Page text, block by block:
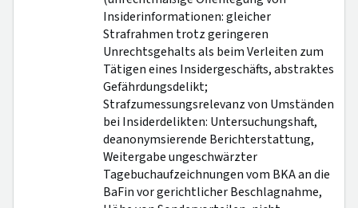
Insiderinformationen: gleicher
Strafrahmen trotz geringeren
Unrechtsgehalts als beim Verleiten zum
Tätigen eines Insidergeschäfts, abstraktes
Gefährdungsdelikt;
Strafzumessungsrelevanz von Umständen
bei Insiderdelikten: Untersuchungshaft,
deanonymsierende Berichterstattung,
Weitergabe ungeschwärzter
Tagebuchaufzeichnungen vom BKA an die
BaFin vor gerichtlicher Beschlagnahme,